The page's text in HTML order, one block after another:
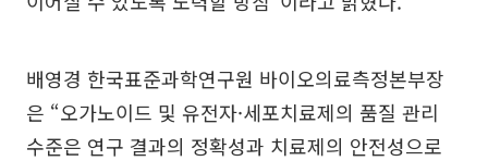
배영경 한국표준과학연구원 바이오의료측정본부장
은 “오가노이드 및 유전자·세포치료제의 품질 관리
수준은 연구 결과의 정확성과 치료제의 안전성으로